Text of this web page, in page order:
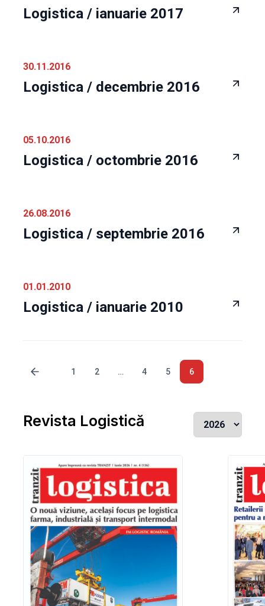
Logistica / ianuarie 2017
30.11.2016
Logistica / decembrie 2016
05.10.2016
Logistica / octombrie 2016
26.08.2016
Logistica / septembrie 2016
01.01.2010
Logistica / ianuarie 2010
1 2 … 4 5 6
Revista Logistică